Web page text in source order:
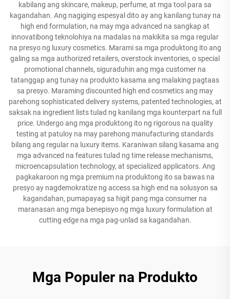
kabilang ang skincare, makeup, perfume, at mga tool para sa
kagandahan. Ang nagiging espesyal dito ay ang kanilang tunay na
high end formulation, na may mga advanced na sangkap at
innovatibong teknolohiya na madalas na makikita sa mga regular
na presyo ng luxury cosmetics. Marami sa mga produktong ito ang
galing sa mga authorized retailers, overstock inventories, o special
promotional channels, siguraduhin ang mga customer na
tatanggap ang tunay na produkto kasama ang malaking pagtaas
sa presyo. Maraming discounted high end cosmetics ang may
parehong sophisticated delivery systems, patented technologies, at
saksak na ingredient lists tulad ng kanilang mga kounterpart na full
price. Undergo ang mga produktong ito ng rigorous na quality
testing at patuloy na may parehong manufacturing standards
bilang ang regular na luxury items. Karaniwan silang kasama ang
mga advanced na features tulad ng time release mechanisms,
microencapsulation technology, at specialized applicators. Ang
pagkakaroon ng mga premium na produktong ito sa bawas na
presyo ay nagdemokratize ng access sa high end na solusyon sa
kagandahan, pumapayag sa higit pang mga consumer na
maranasan ang mga benepisyo ng mga luxury formulation at
cutting edge na mga pag-unlad sa kagandahan.
Mga Populer na Produkto